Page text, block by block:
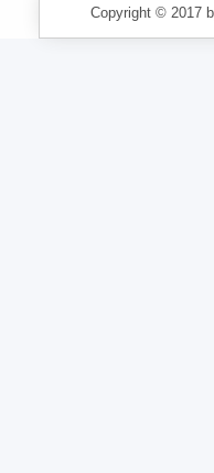
Copyright © 2017